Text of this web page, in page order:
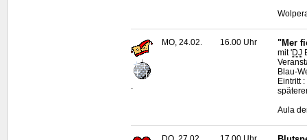
MO, 24.02. 16.00 Uhr "Mer
mit 'DJ
Blau-
Eintritt
Aula